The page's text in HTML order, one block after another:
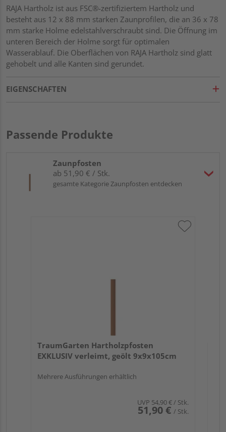
RAJA Hartholz ist aus FSC®-zertifiziertem Hartholz und
besteht aus 12 x 88 mm starken Zaunprofilen, die an 36 x 78
mm starke Holme edelstahlverschraubt sind. Die Öffnung im
unteren Bereich der Holme sorgt für optimalen
Wasserablauf. Die Oberflächen von RAJA Hartholz sind glatt
gehobelt und alle Kanten sind gerundet.
EIGENSCHAFTEN
Passende Produkte
Zaunpfosten
ab 51,90 € / Stk.
gesamte Kategorie Zaunpfosten entdecken
TraumGarten Hartholzpfosten
EXKLUSIV verleimt, geölt 9x9x105cm
Mehrere Ausführungen erhältlich
UVP 54,90 €/ Stk.
51,90 € / Stk.